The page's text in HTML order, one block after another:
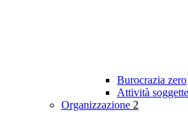
Burocrazia zero
Attività
Organizzazione 2